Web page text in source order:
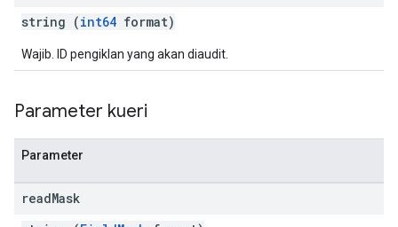
string (int64 format)
Wajib. ID pengiklan yang akan diaudit.
Parameter kueri
Parameter
readMask